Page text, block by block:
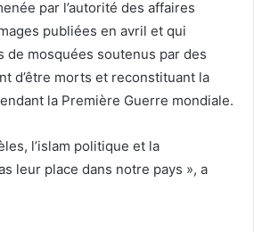
par l’autorité des affaires
publiées en avril et qui
de mosquées soutenus par des
d’être morts et reconstituant la
la Première Guerre mondiale.
l’islam politique et la
leur place dans notre pays », a